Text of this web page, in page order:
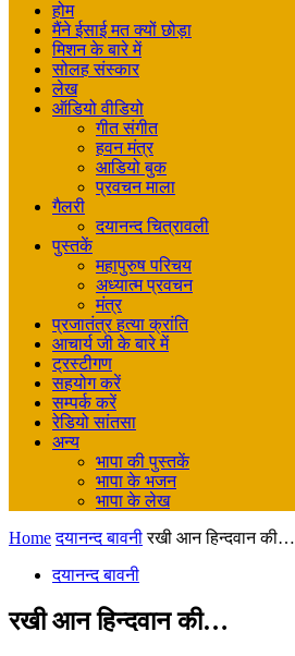
होम
मैंने ईसाई मत क्यों छोड़ा
मिशन के बारे में
सोलह संस्कार
लेख
ऑडियो वीडियो
गीत संगीत
हवन मंत्र
आडियो बुक
प्रवचन माला
गैलरी
दयानन्द चित्रावली
पुस्तकें
महापुरुष परिचय
अध्यात्म प्रवचन
मंत्र
प्रजातंत्र हत्या क्रांति
आचार्य जी के बारे में
ट्रस्टीगण
सहयोग करें
सम्पर्क करें
रेडियो सांतसा
अन्य
भापा की पुस्तकें
भापा के भजन
भापा के लेख
Home दयानन्द बावनी रखी आन हिन्दवान की…
दयानन्द बावनी
रखी आन हिन्दवान की…